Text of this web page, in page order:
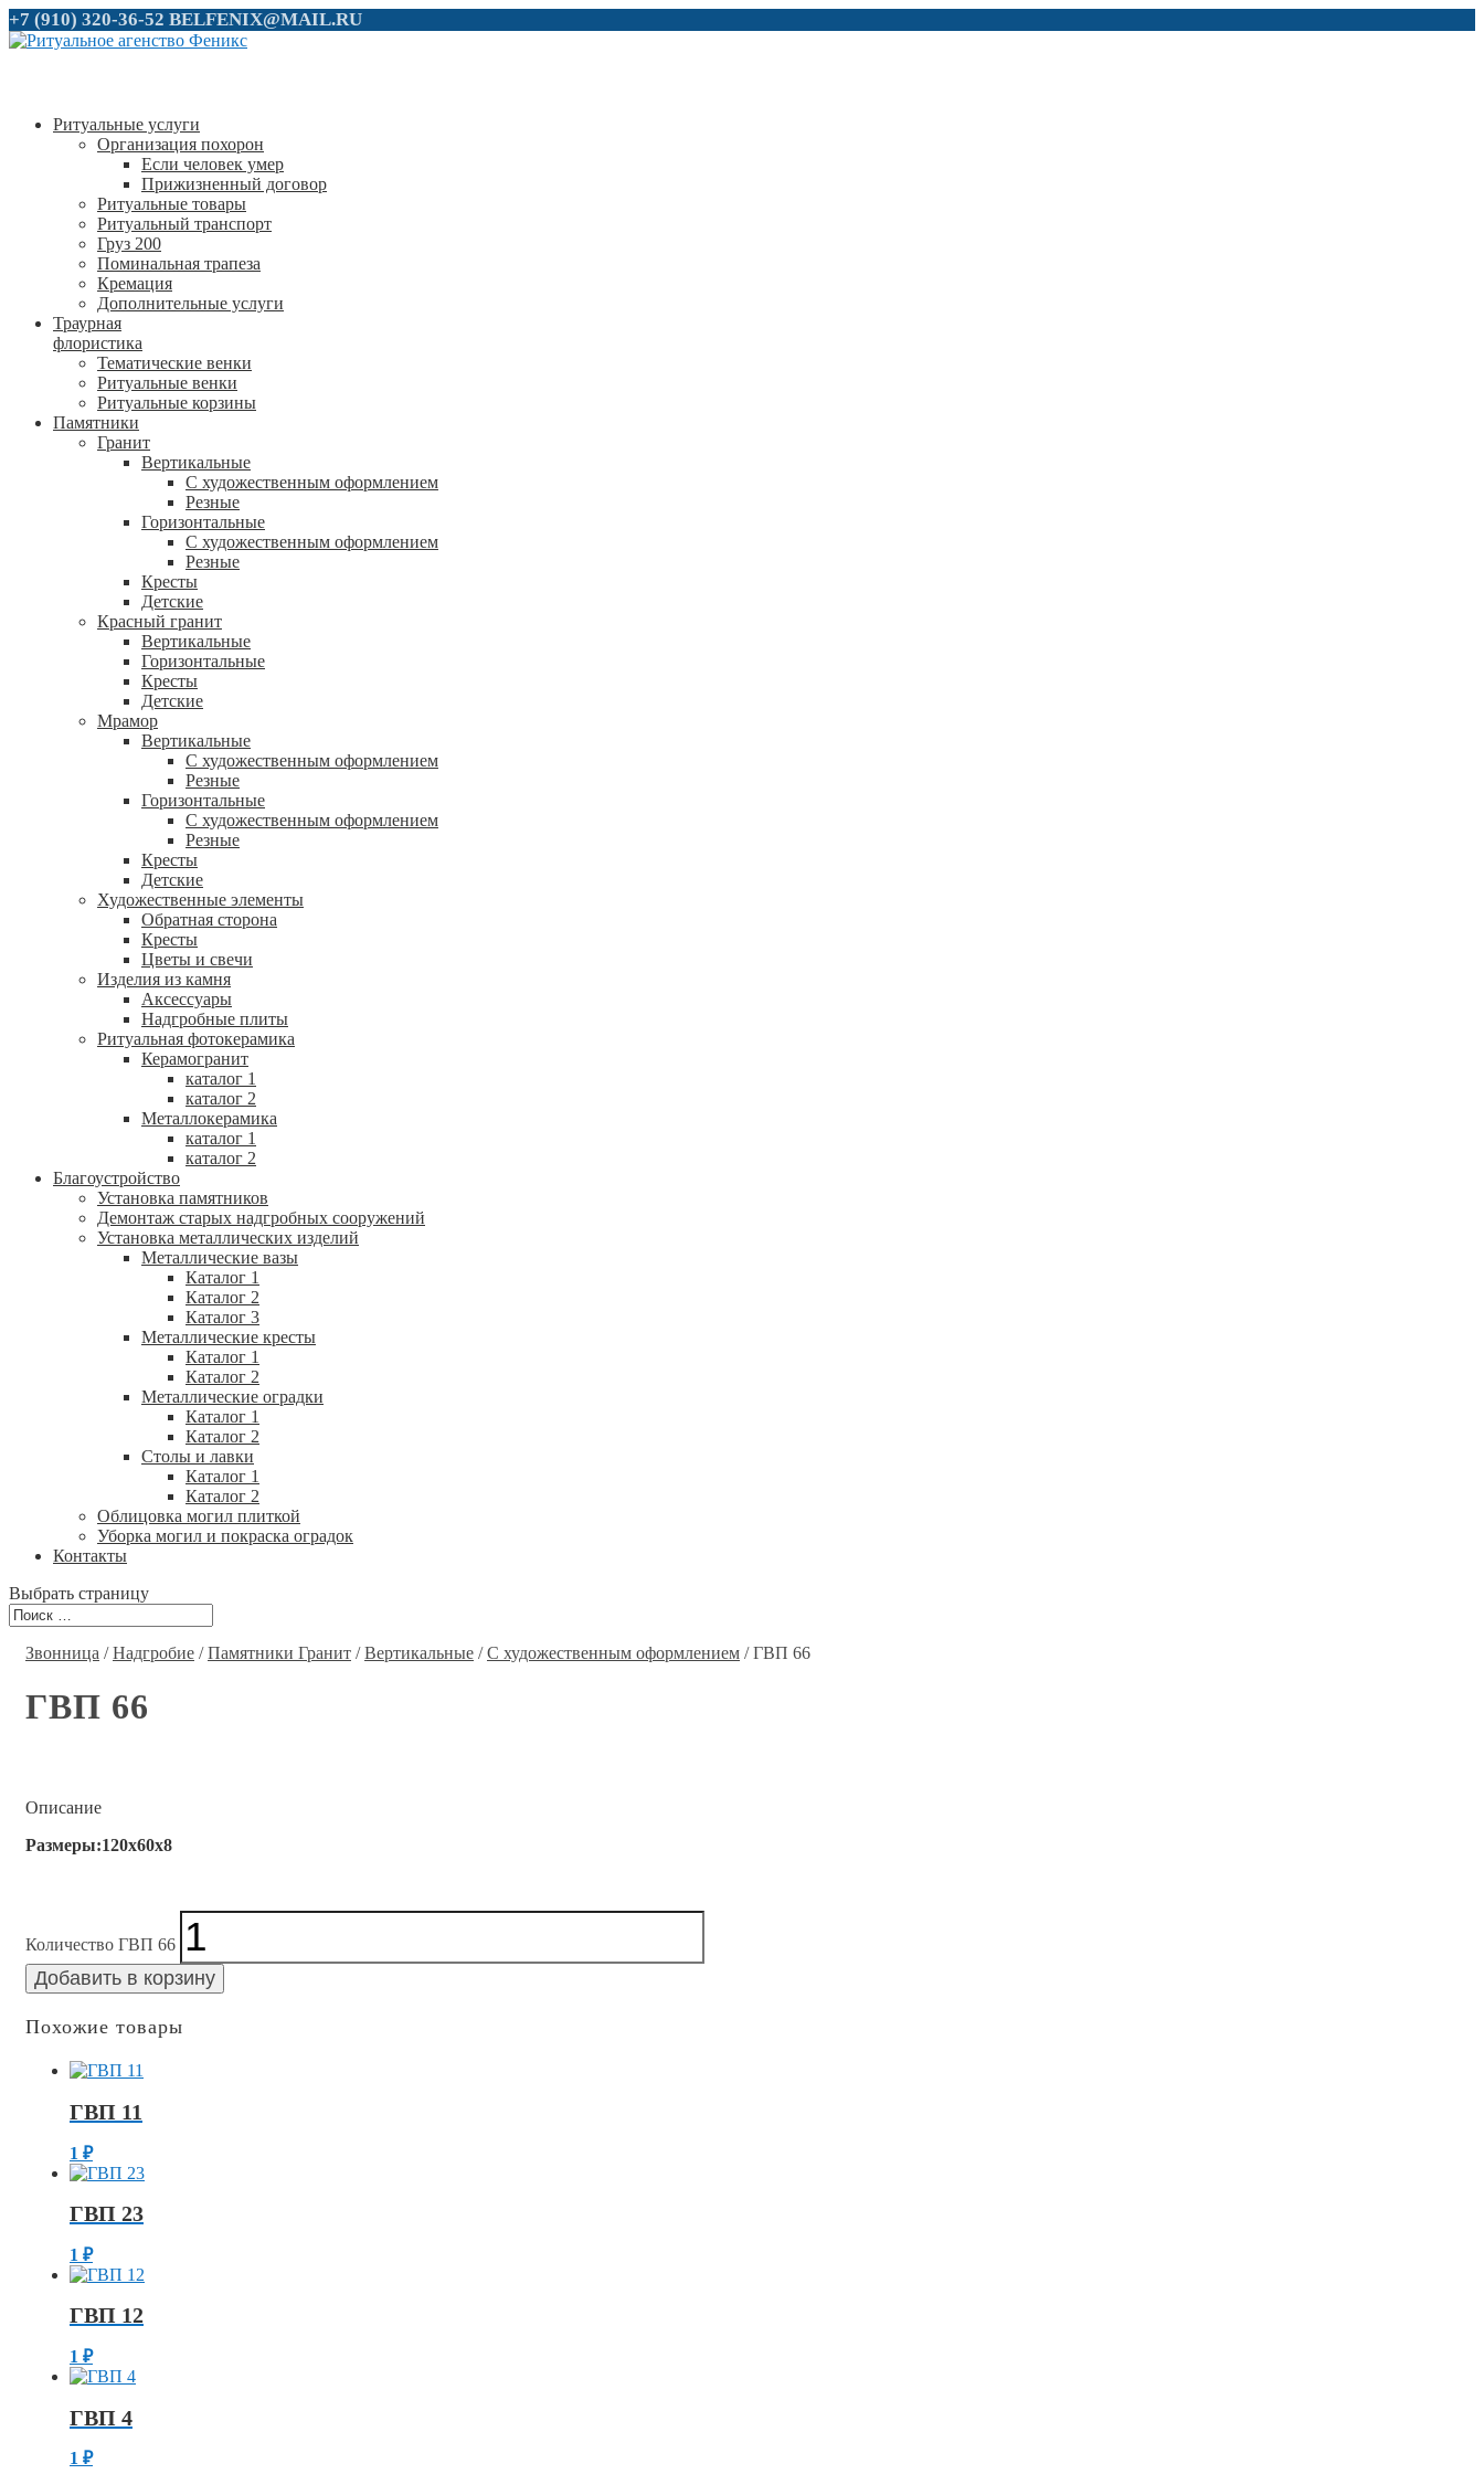
+7 (910) 320-36-52 BELFENIX@MAIL.RU
Ритуальные услуги
Организация похорон
Если человек умер
Прижизненный договор
Ритуальные товары
Ритуальный транспорт
Груз 200
Поминальная трапеза
Кремация
Дополнительные услуги
Траурная
флористика
Тематические венки
Ритуальные венки
Ритуальные корзины
Памятники
Гранит
Вертикальные
С художественным оформлением
Резные
Горизонтальные
С художественным оформлением
Резные
Кресты
Детские
Красный гранит
Вертикальные
Горизонтальные
Кресты
Детские
Мрамор
Вертикальные
С художественным оформлением
Резные
Горизонтальные
С художественным оформлением
Резные
Кресты
Детские
Художественные элементы
Обратная сторона
Кресты
Цветы и свечи
Изделия из камня
Аксессуары
Надгробные плиты
Ритуальная фотокерамика
Керамогранит
каталог 1
каталог 2
Металлокерамика
каталог 1
каталог 2
Благоустройство
Установка памятников
Демонтаж старых надгробных сооружений
Установка металлических изделий
Металлические вазы
Каталог 1
Каталог 2
Каталог 3
Металлические кресты
Каталог 1
Каталог 2
Металлические оградки
Каталог 1
Каталог 2
Столы и лавки
Каталог 1
Каталог 2
Облицовка могил плиткой
Уборка могил и покраска оградок
Контакты
Выбрать страницу
Звонница /Надгробие /Памятники Гранит /Вертикальные /С художественным оформлением / ГВП 66
ГВП 66
Описание
Размеры:120x60x8
Количество ГВП 66
Добавить в корзину
Похожие товары
ГВП 11
1 ₽
ГВП 23
1 ₽
ГВП 12
1 ₽
ГВП 4
1 ₽